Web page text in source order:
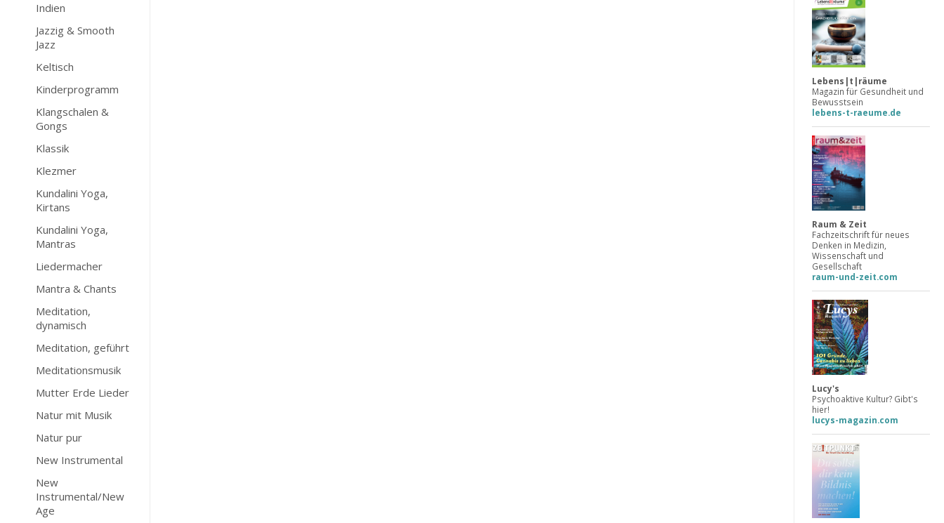
Indien
Jazzig & Smooth
Jazz
Keltisch
Kinderprogramm
Klangschalen &
Gongs
Klassik
Klezmer
Kundalini Yoga,
Kirtans
Kundalini Yoga,
Mantras
Liedermacher
Mantra & Chants
Meditation,
dynamisch
Meditation, geführt
Meditationsmusik
Mutter Erde Lieder
Natur mit Musik
Natur pur
New Instrumental
New
Instrumental/New
Age
Lebens|t|räume
Magazin für Gesundheit und
Bewusstsein
lebens-t-raeume.de
Raum & Zeit
Fachzeitschrift für neues
Denken in Medizin,
Wissenschaft und
Gesellschaft
raum-und-zeit.com
Lucy's
Psychoaktive Kultur? Gibt's
hier!
lucys-magazin.com